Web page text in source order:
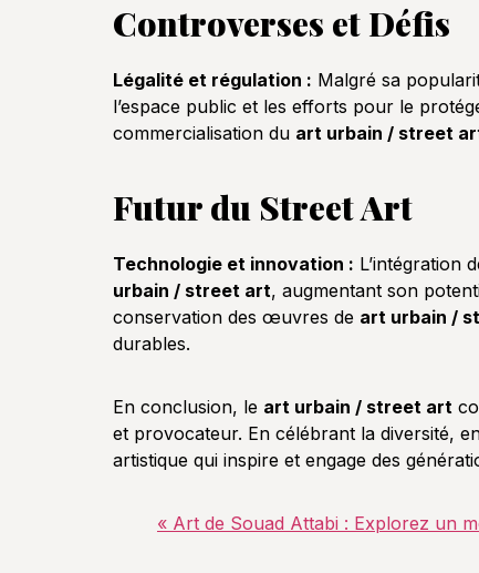
Controverses et Défis
Légalité et régulation : Malgré sa
l’espace public et les efforts pour le
commercialisation du art urbain / street
Futur du Street Art
Technologie et innovation : L’intégration
urbain / street art, augmentant son
conservation des œuvres de art urbain /
durables.
En conclusion, le art urbain / street art
et provocateur. En célébrant la diversité,
artistique qui inspire et engage des
« Art de Souad Attabi : Explorez un